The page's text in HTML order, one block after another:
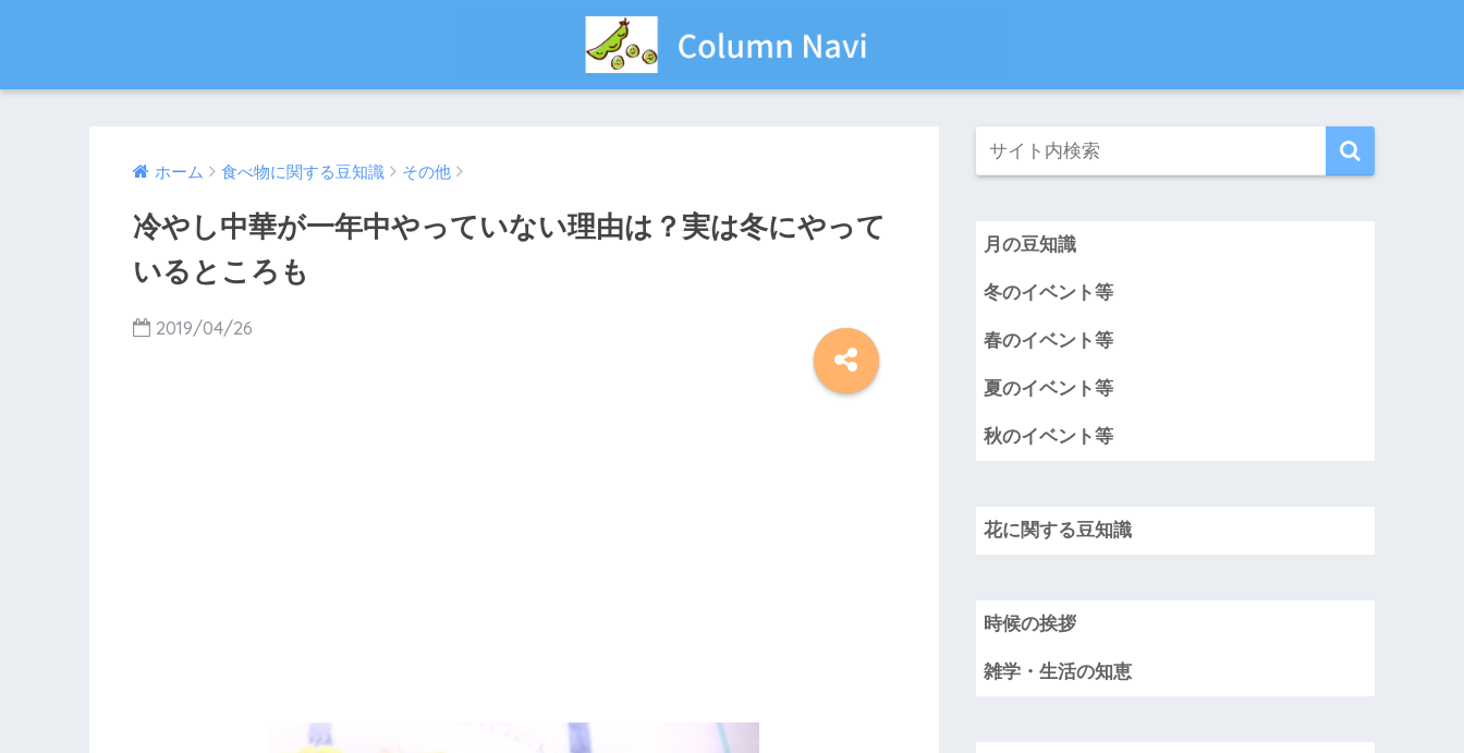
ホーム 食べ物に関する豆知識 その他
冷やし中華が一年中やっていない理由は？実は冬にやって
いるところも
2019/04/26
月の豆知識
冬のイベント等
春のイベント等
夏のイベント等
秋のイベント等
花に関する豆知識
時候の挨拶
雑学・生活の知恵